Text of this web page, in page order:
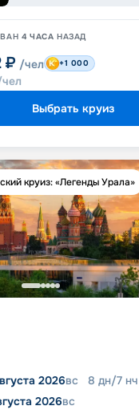
4 ЧАСА НАЗАД
₽ /чел +1 000
Выбрать круиз
круиз: «Легенды Урала»
2026вс 8 дн/7 нч
2026вс